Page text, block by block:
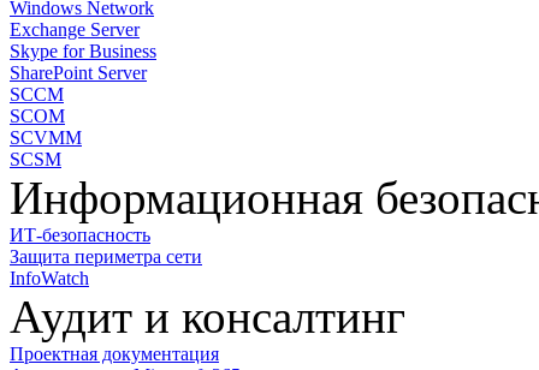
Windows Network
Exchange Server
Skype for Business
SharePoint Server
SCCM
SCOM
SCVMM
SCSM
Информационная
ИТ-безопасность
Защита периметра сети
InfoWatch
Аудит и консалтинг
Проектная документация